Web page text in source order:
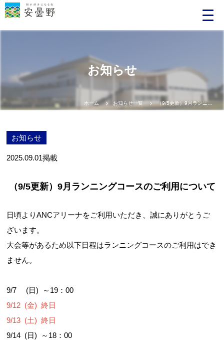
お知らせ
ホーム お知らせ一覧 （9/5更新）9月ランニングコースのご利用について
お知らせ
2025.09.01掲載
（9/5更新）9月ランニングコースのご利用について
日頃よりANCアリーナをご利用いただき、誠にありがとうご
ざいます。
大会等があるため以下日程はランニングコースのご利用はでき
ません。
9/7 (日) ～19：00
9/12 (金) 終日
9/13 (土) 終日
9/14 (日) ～18：00